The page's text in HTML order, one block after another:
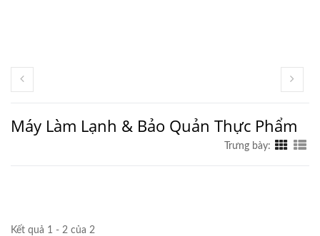
Máy Làm Lạnh & Bảo Quản Thực Phẩm
Trưng bày:
Kết quả 1 - 2 của 2